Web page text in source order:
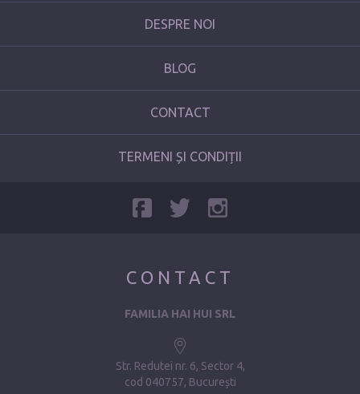
DESPRE NOI
BLOG
CONTACT
TERMENI ȘI CONDIȚII
CONTACT
FAMILIA HAI HUI SRL
Str. Redutei nr. 6, Sector 4
cod 040757, București